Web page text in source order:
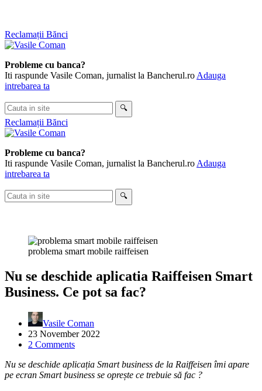
Skip
to
Reclamații Bănci
Probleme cu banca?
Iti raspunde Vasile Coman, jurnalist la Bancherul.ro Adauga
intrebarea ta
Cauta
in
site
🔍
Reclamații Bănci
Probleme cu banca?
Iti raspunde Vasile Coman, jurnalist la Bancherul.ro Adauga
intrebarea ta
Cauta
in
🔍
problema smart mobile raiffeisen
Nu se deschide aplicatia Raiffeisen Smart
Business. Ce pot sa fac?
Vasile Coman
23 November 2022
2 Comments
Nu se deschide aplicația Smart business de la Raiffeisen îmi apare
pe ecran Smart business se oprește ce trebuie să fac ?